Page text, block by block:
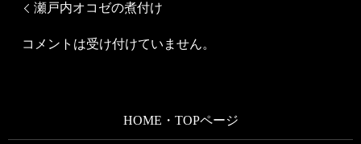
瀬戸内オコゼの煮付け
コメントは受け付けていません。
HOME・TOPページ